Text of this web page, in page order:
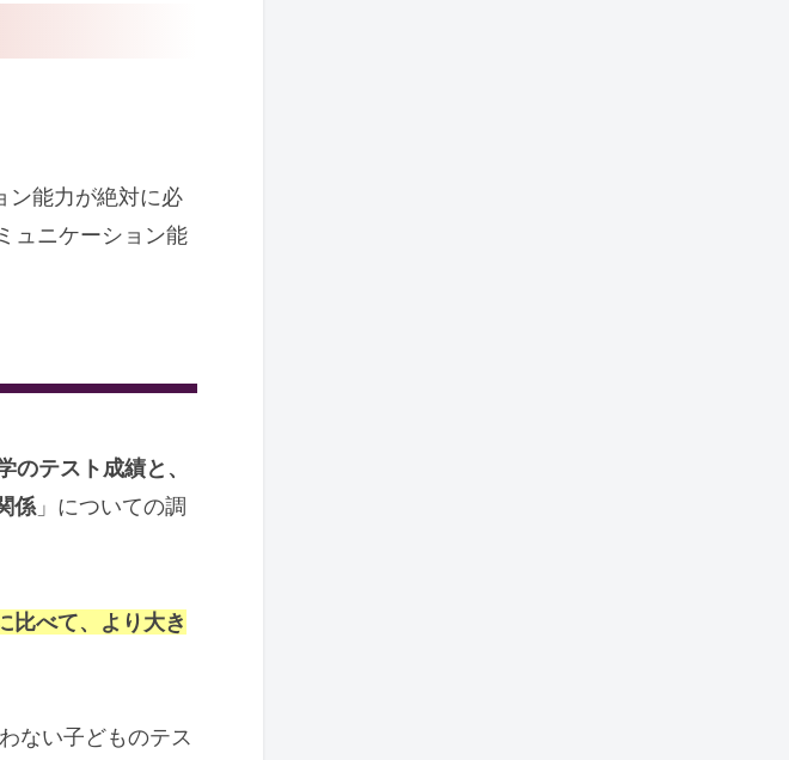
ン能力が絶対に必
ュニケーション能
のテスト成績と、
係 」についての調
比べて、より大き
ない子どものテス